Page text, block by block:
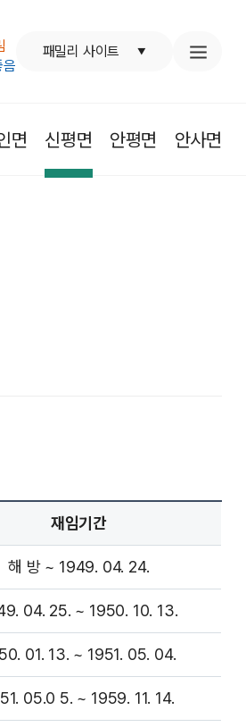
음
패밀리 사이트
면 신평면 안평면 안사면
재임기간
해 방 ~ 1949. 04. 24.
04. 25. ~ 1950. 10. 13.
01. 13. ~ 1951. 05. 04.
05.0 5. ~ 1959. 11. 14.